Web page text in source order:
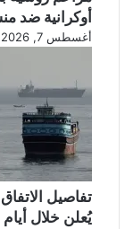
أوكرانية ضد
أغسطس 7, 2026
تفاصيل
يُعلن خلال